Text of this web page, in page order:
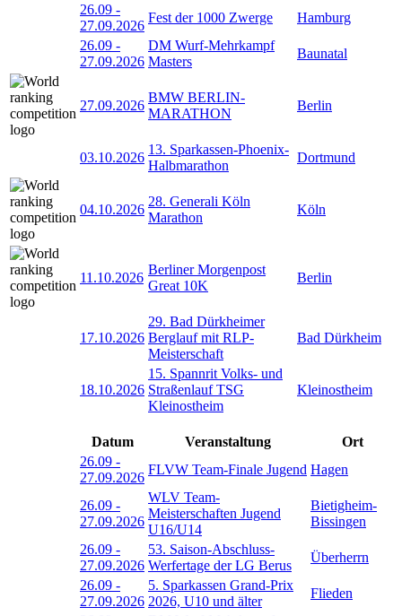
26.09 -
27.09.2026
Fest der 1000 Zwerge
Hamburg
26.09 -
27.09.2026
DM Wurf-Mehrkampf
Masters
Baunatal
27.09.2026
BMW BERLIN-
MARATHON
Berlin
03.10.2026
13. Sparkassen-Phoenix-
Halbmarathon
Dortmund
04.10.2026
28. Generali Köln
Marathon
Köln
11.10.2026
Berliner Morgenpost
Great 10K
Berlin
17.10.2026
29. Bad Dürkheimer
Berglauf mit RLP-
Meisterschaft
Bad Dürkheim
18.10.2026
15. Spannrit Volks- und
Straßenlauf TSG
Kleinostheim
Kleinostheim
Datum Veranstaltung
Ort
26.09 -
27.09.2026
FLVW Team-Finale Jugend Hagen
26.09 -
27.09.2026
WLV Team-
Meisterschaften Jugend
U16/U14
Bietigheim-
Bissingen
26.09 -
27.09.2026
53. Saison-Abschluss-
Werfertage der LG Berus
Überherrn
26.09 -
27.09.2026
5. Sparkassen Grand-Prix
2026, U10 und älter
Flieden